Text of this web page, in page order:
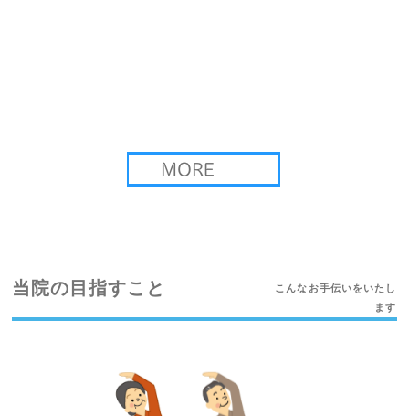
当院の目指すこと
こんなお手伝いをいたし
ます